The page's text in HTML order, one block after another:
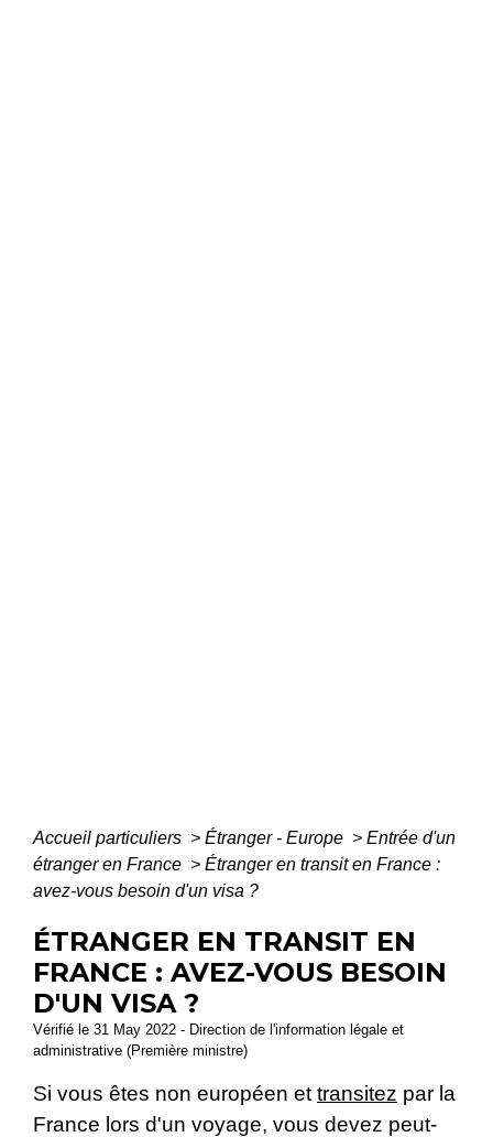
Accueil particuliers > Étranger - Europe > Entrée d'un
étranger en France > Étranger en transit en France :
avez-vous besoin d'un visa ?
ÉTRANGER EN TRANSIT EN
FRANCE : AVEZ-VOUS BESOIN
D'UN VISA ?
Vérifié le 31 May 2022 - Direction de l'information légale et
administrative (Première ministre)
Si vous êtes non européen et transitez par la
France lors d'un voyage, vous devez peut-